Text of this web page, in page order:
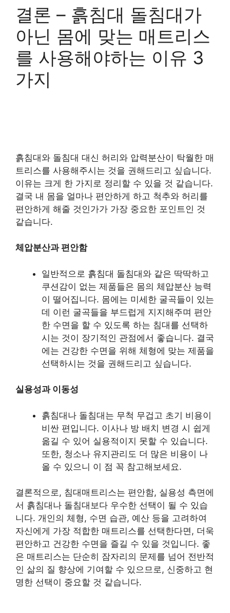
결론 – 흙침대 돌침대가
아닌 몸에 맞는 매트리스
를 사용해야하는 이유 3
가지
흙침대와 돌침대 대신 허리와 압력분산이 탁월한 매
트리스를 사용해주시는 것을 권해드리고 싶습니다.
이유는 크게 한 가지로 정리할 수 있을 것 같습니다.
결국 내 몸을 얼마나 편안하게 하고 척추와 허리를
편안하게 해줄 것인가가 가장 중요한 포인트인 것
같습니다.
체압분산과 편안함
일반적으로 흙침대 돌침대와 같은 딱딱하고
쿠션감이 없는 제품들은 몸의 체압분산 능력
이 떨어집니다. 몸에는 미세한 굴곡들이 있는
데 이런 굴곡들을 부드럽게 지지해주며 편안
한 수면을 할 수 있도록 하는 침대를 선택하
시는 것이 장기적인 관점에서 좋습니다. 결국
에는 건강한 수면을 위해 체형에 맞는 제품을
선택하시는 것을 권해드리고 싶습니다.
실용성과 이동성
흙침대나 돌침대는 무척 무겁고 초기 비용이
비싼 편입니다. 이사나 방 배치 변경 시 쉽게
옮길 수 있어 실용적이지 못할 수 있습니다.
또한, 청소나 유지관리도 더 많은 비용이 나
올 수 있으니 이 점 꼭 참고해보세요.
결론적으로, 침대매트리스는 편안함, 실용성 측면에
서 흙침대나 돌침대보다 우수한 선택이 될 수 있습
니다. 개인의 체형, 수면 습관, 예산 등을 고려하여
자신에게 가장 적합한 매트리스를 선택한다면, 더욱
편안하고 건강한 수면을 즐길 수 있을 것입니다. 좋
은 매트리스는 단순히 잠자리의 문제를 넘어 전반적
인 삶의 질 향상에 기여할 수 있으므로, 신중하고 현
명한 선택이 중요할 것 같습니다.